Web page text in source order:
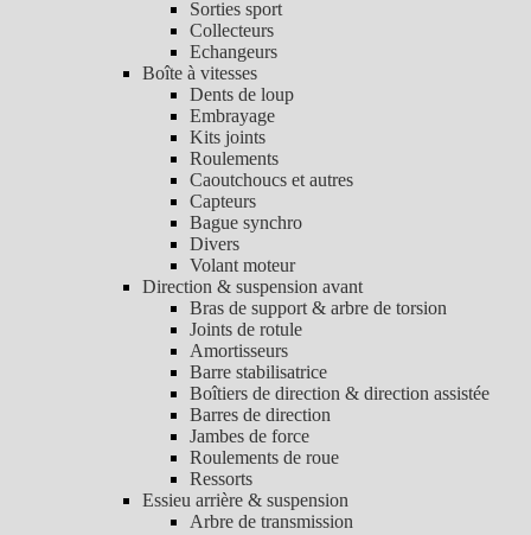
Sorties sport
Collecteurs
Echangeurs
Boîte à vitesses
Dents de loup
Embrayage
Kits joints
Roulements
Caoutchoucs et autres
Capteurs
Bague synchro
Divers
Volant moteur
Direction & suspension avant
Bras de support & arbre de torsion
Joints de rotule
Amortisseurs
Barre stabilisatrice
Boîtiers de direction & direction assistée
Barres de direction
Jambes de force
Roulements de roue
Ressorts
Essieu arrière & suspension
Arbre de transmission